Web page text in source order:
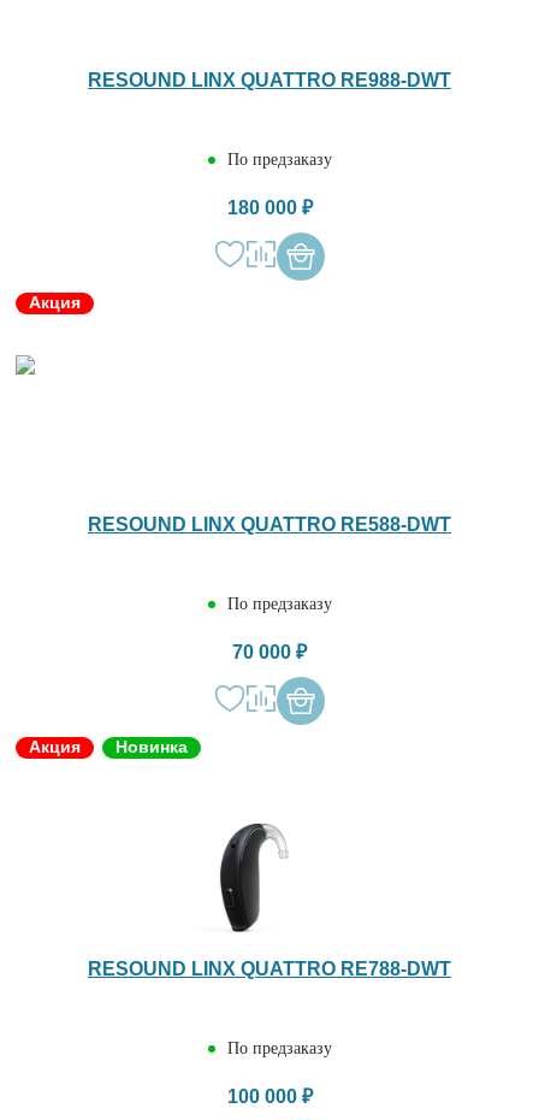
RESOUND LINX QUATTRO RE988-DWT
По предзаказу
180 000 ₽
Акция
RESOUND LINX QUATTRO RE588-DWT
По предзаказу
70 000 ₽
Акция Новинка
RESOUND LINX QUATTRO RE788-DWT
По предзаказу
100 000 ₽